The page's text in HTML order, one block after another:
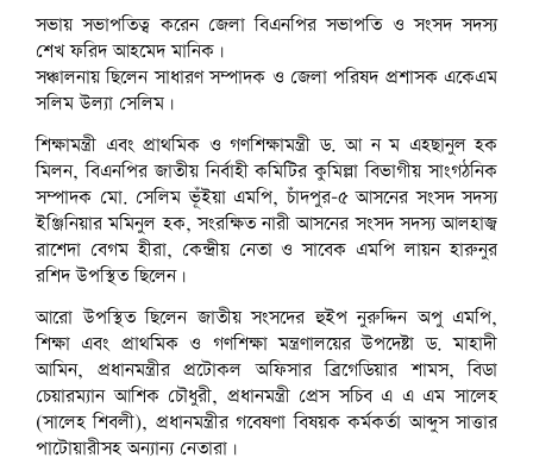
সভায় সভাপতিত্ব করেন জেলা বিএনপির সভাপতি ও সংসদ সদস্য
শেখ ফরিদ আহমেদ মানিক।
সঞ্চালনায় ছিলেন সাধারণ সম্পাদক ও জেলা পরিষদ প্রশাসক একেএম
সলিম উল্যা সেলিম।
শিক্ষামন্ত্রী এবং প্রাথমিক ও গণশিক্ষামন্ত্রী ড. আ ন ম এহছানুল হক
মিলন, বিএনপির জাতীয় নির্বাহী কমিটির কুমিল্লা বিভাগীয় সাংগঠনিক
সম্পাদক মো. সেলিম ভূঁইয়া এমপি, চাঁদপুর-৫ আসনের সংসদ সদস্য
ইঞ্জিনিয়ার মমিনুল হক, সংরক্ষিত নারী আসনের সংসদ সদস্য আলহাজ্ব
রাশেদা বেগম হীরা, কেন্দ্রীয় নেতা ও সাবেক এমপি লায়ন হারুনুর
রশিদ উপস্থিত ছিলেন।
আরো উপস্থিত ছিলেন জাতীয় সংসদের হুইপ নুরুদ্দিন অপু এমপি,
শিক্ষা এবং প্রাথমিক ও গণশিক্ষা মন্ত্রণালয়ের উপদেষ্টা ড. মাহাদী
আমিন, প্রধানমন্ত্রীর প্রটোকল অফিসার ব্রিগেডিয়ার শামস, বিডা
চেয়ারম্যান আশিক চৌধুরী, প্রধানমন্ত্রী প্রেস সচিব এ এ এম সালেহ
(সালেহ শিবলী), প্রধানমন্ত্রীর গবেষণা বিষয়ক কর্মকর্তা আব্দুস সাত্তার
পাটোয়ারীসহ অন্যান্য নেতারা।